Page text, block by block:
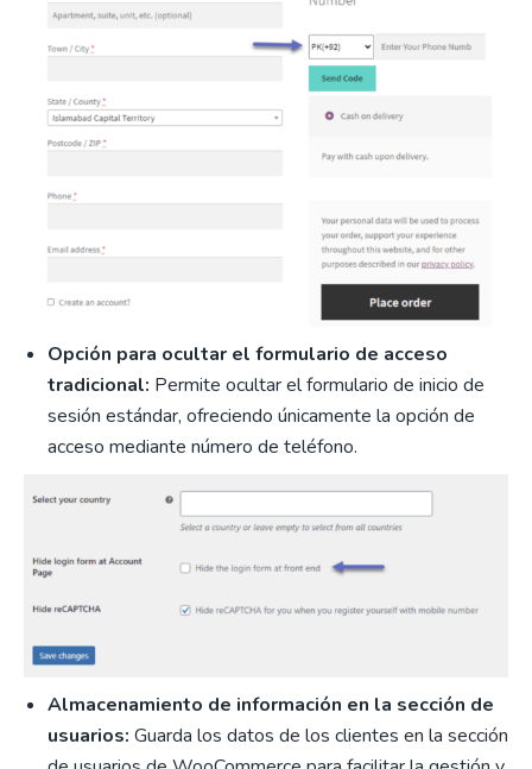
Opción para ocultar el formulario de acceso
tradicional: Permite ocultar el formulario de inicio de
sesión estándar, ofreciendo únicamente la opción de
acceso mediante número de teléfono.
Almacenamiento de información en la sección de
usuarios: Guarda los datos de los clientes en la sección